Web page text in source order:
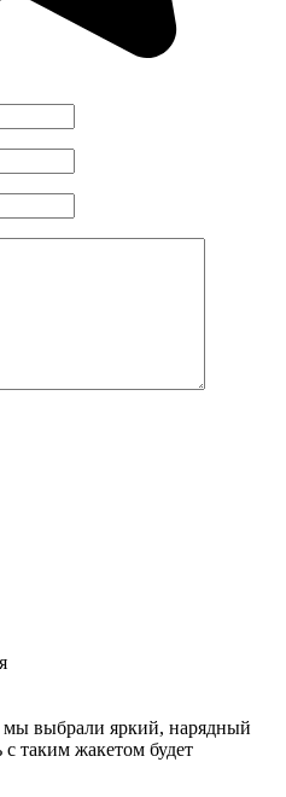
выбрали яркий, нарядный
таким жакетом будет